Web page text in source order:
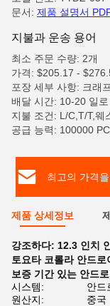
문서: 제품 설명서
지불과 운송 용어
최소 주문 수량: 2개
가격: $205.17 -
포장 세부 사항: 크래
배달 시간: 10-20 일
지불 조건: L/C,T/T,웨
공급 능력: 100000
최고의 가격
제품 상세정보
강조하다: 12.3 인치
토요타 코롤라 안드
보증 기간 있는 안드
시스템:
안드
원산지:
중국